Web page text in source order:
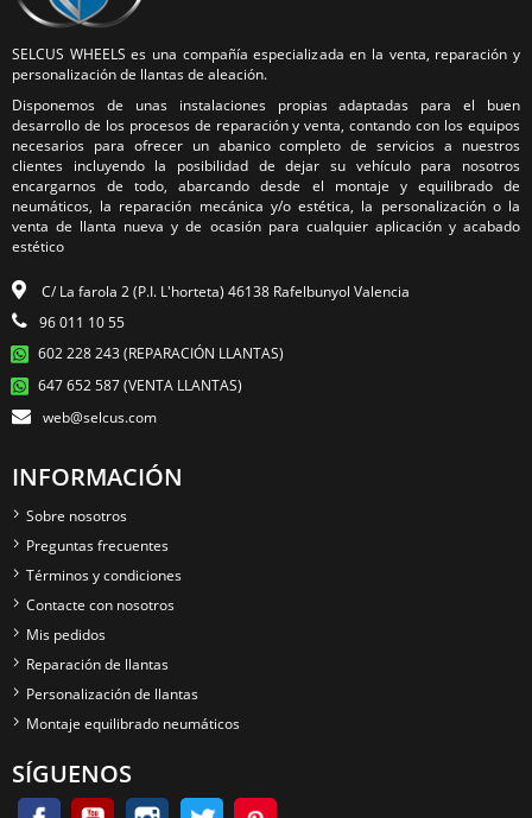
SELCUS WHEELS es una compañía especializada en la venta, reparación y
personalización de llantas de aleación.
Disponemos de unas instalaciones propias adaptadas para el buen
desarrollo de los procesos de reparación y venta, contando con los equipos
necesarios para ofrecer un abanico completo de servicios a nuestros
clientes incluyendo la posibilidad de dejar su vehículo para nosotros
encargarnos de todo, abarcando desde el montaje y equilibrado de
neumáticos, la reparación mecánica y/o estética, la personalización o la
venta de llanta nueva y de ocasión para cualquier aplicación y acabado
estético
C/ La farola 2 (P.I. L'horteta) 46138 Rafelbunyol Valencia
96 011 10 55
602 228 243 (REPARACIÓN LLANTAS)
647 652 587 (VENTA LLANTAS)
web@selcus.com
INFORMACIÓN
Sobre nosotros
Preguntas frecuentes
Términos y condiciones
Contacte con nosotros
Mis pedidos
Reparación de llantas
Personalización de llantas
Montaje equilibrado neumáticos
SÍGUENOS